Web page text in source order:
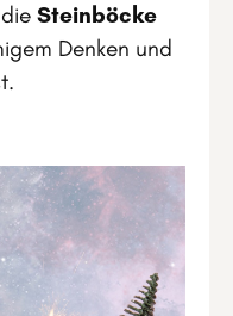
Steinböcke
Denken und